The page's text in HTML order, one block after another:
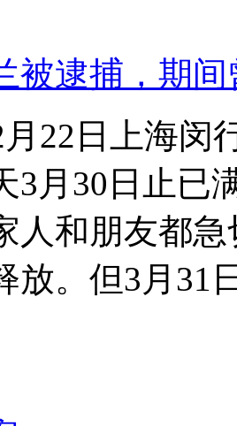
被逮捕，期
月22日上海
3月30日止已
人和朋友都
放。但3月31